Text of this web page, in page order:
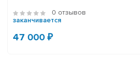
0 отзывов
заканчивается
47 000 ₽